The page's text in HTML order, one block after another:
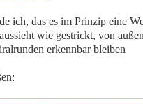
ich, das es im Prinzip eine
wie gestrickt, von
erkennbar bleiben